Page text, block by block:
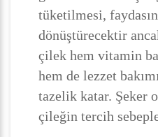
tüketilmesi,
dönüştürecektir
çilek hem vitamin
hem de lezzet
tazelik katar. Şeker
çileğin tercih